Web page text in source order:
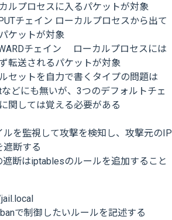
ルプロセスに入るパケットが対象
チェイン ローカルプロセスから出て
ケットが対象
チェイン ローカルプロセスには
転送されるパケットが対象
セットを自力で書くタイプの問題は
どにも無いが、3つのデフォルトチェ
関しては覚える必要がある
ルを監視して攻撃を検知し、攻撃元のIP
遮断する
遮断はiptablesのルールを追加すること
で制御したいルールを記述する